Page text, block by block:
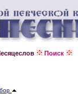
Поиск